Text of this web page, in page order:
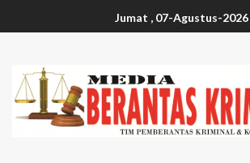
Jumat , 07-Agustus-2026